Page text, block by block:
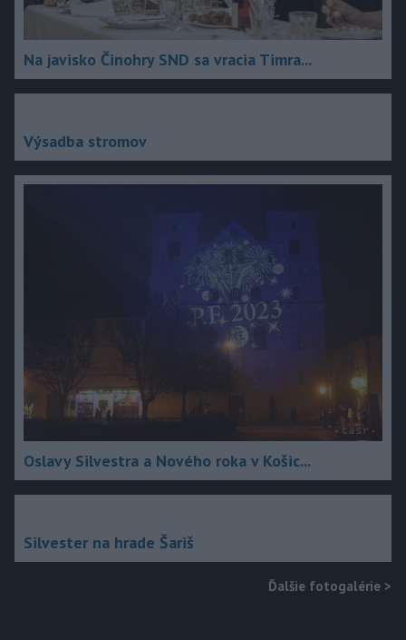
Na javisko Činohry SND sa vracia Timra...
Výsadba stromov
Oslavy Silvestra a Nového roka v Košic...
Silvester na hrade Šariš
Ďalšie fotogalérie >